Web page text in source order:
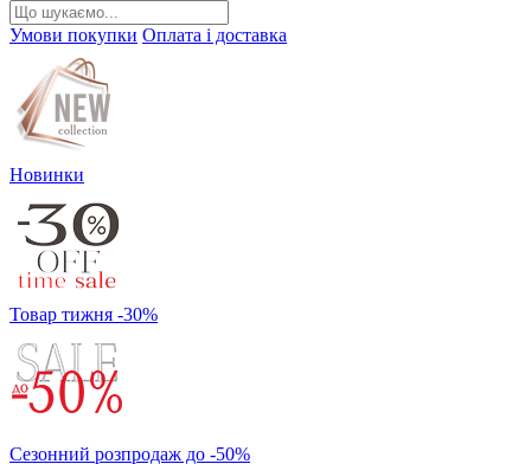
Умови покупки Оплата і доставка
Новинки
Товар тижня -30%
Сезонний розпродаж до -50%